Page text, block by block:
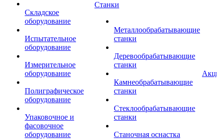
Складское
оборудование
Испытательное
оборудование
Измерительное
оборудование
Полиграфическое
оборудование
Упаковочное и
фасовочное
оборудование
Станки
Металлообрабатывающие
станки
Деревообрабатывающие
станки
Камнеобрабатывающие
станки
Стеклообрабатывающие
станки
Станочная оснастка